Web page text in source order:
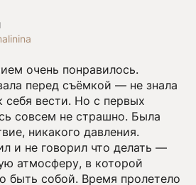
очень понравилось.
перед съёмкой — не знала
себя вести. Но с первых
совсем не страшно. Была
никакого давления.
и не говорил что делать —
атмосферу, в которой
быть собой. Время пролетело